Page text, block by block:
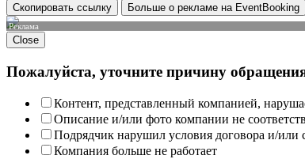
Скопировать ссылку Больше о рекламе на EventBooking
Реклама
Close
Пожалуйста, уточните причину
Контент, представленный компанией,
Описание и/или фото компании не
Подрядчик нарушил условия договора и/или
Компания больше не работает